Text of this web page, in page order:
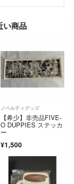
商品
ノベルティグッズ
【希少】非売品FIVE-
O DUPPIES ステッカ
ー
¥1,500